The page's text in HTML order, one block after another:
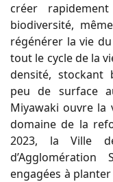
créer
biodiversité,
régénérer la vie
tout le cycle de la
densité, stockant
peu de surface
Miyawaki ouvre la
domaine de la
2023, la Ville
engagées à